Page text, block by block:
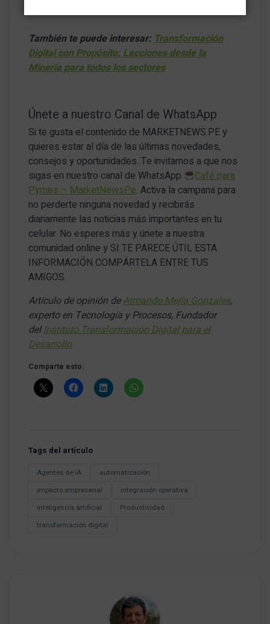
También te puede interesar:Transformación
Digital con Propósito: Lecciones desde la
Minería para todos los sectores
Únete a nuestro Canal de WhatsApp
Si te gusta el contenido de MARKETNEWS.PE y
quieres estar al día de las últimas novedades,
consejos y oportunidades. Te invitamos a que nos
sigas en nuestro canal de WhatsApp
Café para
Pymes – MarketNewsPe. Activa la campana para
no perderte ninguna novedad y recibirás
diariamente las noticias más importantes en tu
celular. No esperes más y únete a nuestra
comunidad online y SI TE PARECE ÚTIL ESTA
INFORMACIÓN COMPÁRTELA ENTRE TUS
AMIGOS.
Artículo de opinión deArmando Mejía Gonzales,
experto en Tecnología y Procesos, Fundador
delInstituto Transformación Digital para el
Desarrollo
Comparte esto:
Tags del artículo
Agentes de IA
automatización
impacto empresarial
integración operativa
inteligencia artificial
Productividad
transformación digital